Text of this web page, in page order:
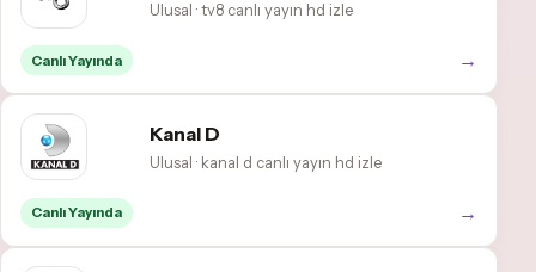
Ulusal · tv8 canlı yayın hd izle
Canlı Yayında →
Kanal D
Ulusal · kanal d canlı yayın hd izle
Canlı Yayında →